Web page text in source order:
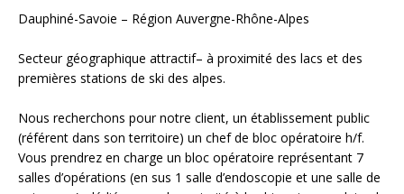
Dauphiné-Savoie – Région Auvergne-Rhône-Alpes
Secteur géographique attractif– à proximité des lacs et des
premières stations de ski des alpes.
Nous recherchons pour notre client, un établissement public
(référent dans son territoire) un chef de bloc opératoire h/f.
Vous prendrez en charge un bloc opératoire représentant 7
salles d’opérations (en sus 1 salle d’endoscopie et une salle de